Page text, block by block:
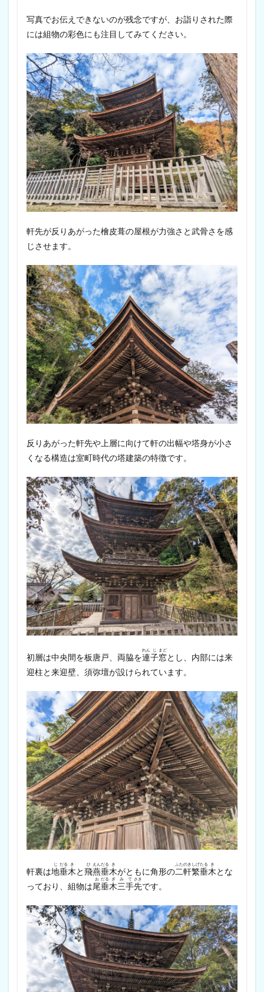
写真でお伝えできないのが残念ですが、お詣りされた際
には組物の彩色にも注目してみてください。
軒先が反りあがった檜皮葺の屋根が力強さと武骨さを感
じさせます。
反りあがった軒先や上層に向けて軒の出幅や塔身が小さ
くなる構造は室町時代の塔建築の特徴です。
初層は中央間を板唐戸、両脇を連
れん
子
じ
窓
まど
とし、内部には来
迎柱と来迎壁、須弥壇が設けられています。
軒裏は地
じ
垂
だる
木
き
と飛
ひ
燕
えん
垂
だる
木
き
がともに角形の二
ふた
軒
のき
繁
しげ
垂
たる
木
き
とな
っており、組物は尾
お
垂
だる
木
ぎ
三
み
手
て
先
さき
です。